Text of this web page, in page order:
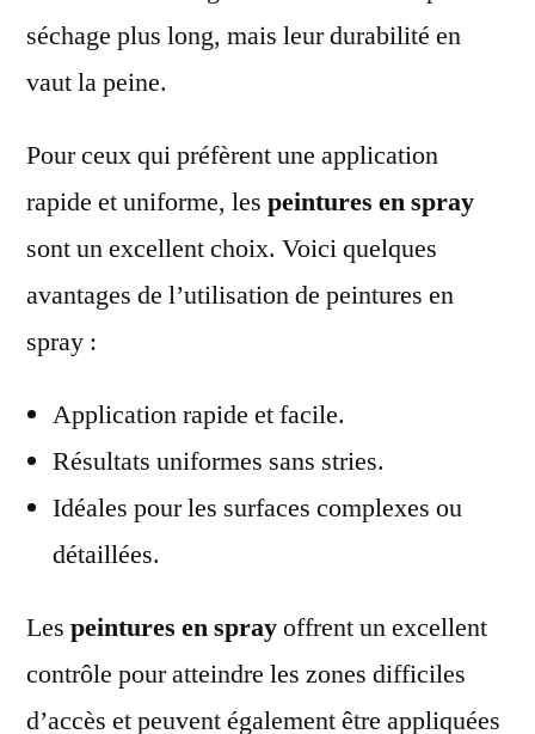
séchage plus long, mais leur durabilité en
vaut la peine.
Pour ceux qui préfèrent une application
rapide et uniforme, les peintures en spray
sont un excellent choix. Voici quelques
avantages de l’utilisation de peintures en
spray :
Application rapide et facile.
Résultats uniformes sans stries.
Idéales pour les surfaces complexes ou
détaillées.
Les peintures en sprayoffrent un excellent
contrôle pour atteindre les zones difficiles
d’accès et peuvent également être appliquées